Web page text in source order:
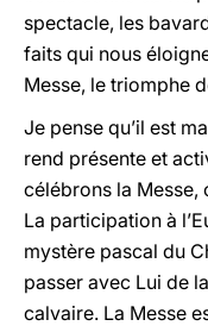
spectacle, les
faits qui nous
Messe, le triomphe
Je pense qu’il est
rend présente et
célébrons la Messe,
La participation à
mystère pascal du
passer avec Lui de
calvaire. La Messe